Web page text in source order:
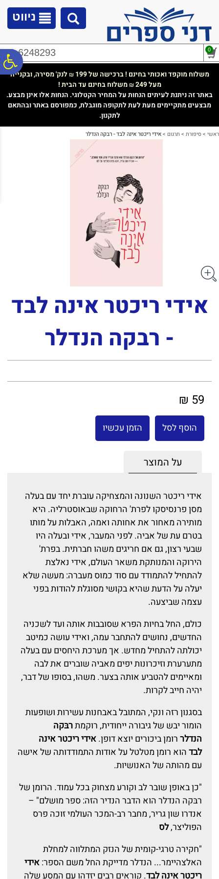
נגישות
ניווט
02-6248293 0
משלוח מוקפד ואכותי בחינם ! ברכישה של 199 ₪ לנק' מסירה, ובקנייה
מעל 249
₪משלוח בחינם עד הבית !
באתר זה ניתנת לעיתים הנחות על המחיר הקטלוגי. הנחות אלו אינן מבצע.
מבצעים מתקיימים מעת לעת לתקופה מוגבלת, כמפורסם באתר ובהתאם
לתקנון.
ראשי >סיפורת > תרגום >אידי ריכטר אינה לבד - רבקה הנדלר
אידי ריכטר אינה לבד
- רבקה הנדלר
59 ₪
הוסף לסל הזמן עכשיו
על המוצר
אידי ריכטר השנונה והמצחיקה עוברת יחד עם בעלה
מסן פרנסיסקו לפרת' הרחוקה שבאוסטרליה. היא
מותירה מאחור את אחותה ואמה, האבלות על מותו
בטרם עת של אביה. לפני המעבר, אידי ובעלה היו
שבעי רצון, גם אם חריגים משהו חברתית. בפרת'
הירוקה והמנותקת משאר העולם, אידי נאלצת
להתחיל להתמודד עם סוד כמוס מעברה: מעשה שלא
יעלה על הדעת שהיא בקושי מסוגלת להודות בפני
עצמה שביצעה.
כולם, החל בחיות הפרא שסובבות אותה ועד לשכניה
החדשים, נחושים להתחבר עמה, ואידי עושה כמיטב
יכולתה להתחיל מחדש. אך מערכת היחסים עם בעלה
מתערערת וזיכרונות יפים מאביה שוברים את לבה
ומאיימים להטביע אותה בצער. משהו, בסופו של דבר,
יהיה חייב לקרות.
בסגנון רזה ונקי, המתובל באבחנות עשירות ושופעות
הומור יבש של גיבורה ייחודית, רוקמתרבּקה
הנדלררומן ביכורים יוצא דופן.אידי ריכטר אינה
לבדהוא רומן מטלטל על אודות התמודדותה של אישה
עם מהותה של האנושיות.
"כן באופן שובר לב וקורע מצחוק בכל עמוד. הרומן של
רבּקה הנדלר הוא הדבר הנדיר הזה: ספר מושלם" –
אנדרו שון גריר, מחבר רב-המכר העולמי זוכה פרס
הפוליצר,לס
"חקירה טרגי-קומית של הנזק המתלווה למחלת
האלצהיימר... הנדלר מדייקת החל משם הספר:אידי
ריכטר אינה לבד. קוראים רבים יזדהו עם המסע שלה